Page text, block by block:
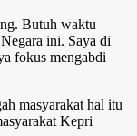
Butuh waktu
ini. Saya di
fokus mengabdi
masyarakat hal itu
Kepri